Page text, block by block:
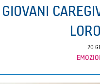
contenuto
GIOVANI
20